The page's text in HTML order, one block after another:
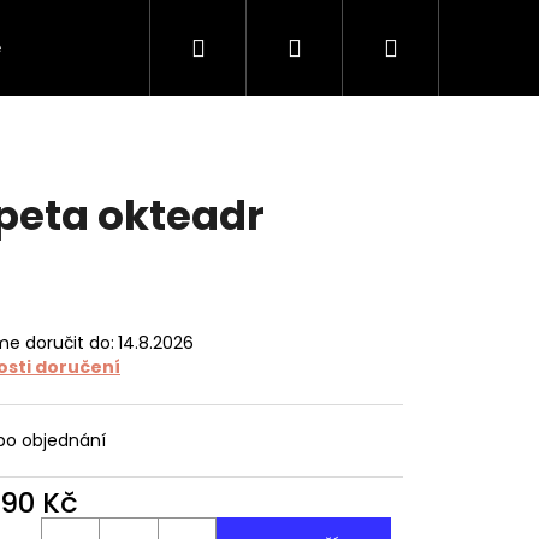
Kontakt
Hledat PřihlášeníNákupní
okteadr
doručit do: 14.8.2026
doručení
objednání
Kč